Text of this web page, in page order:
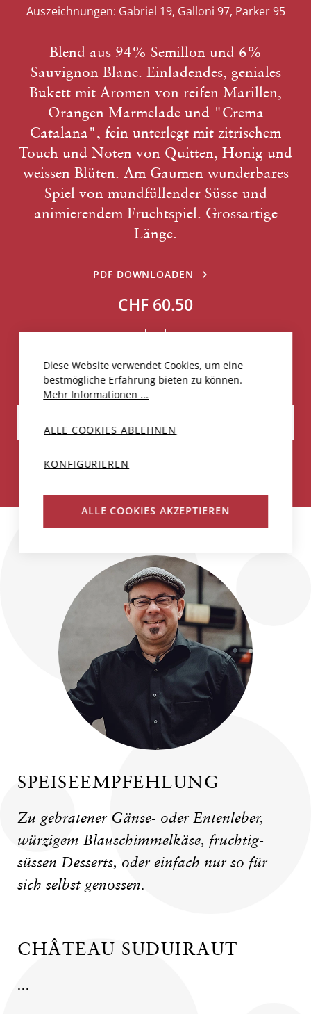
Auszeichnungen: Gabriel 19, Galloni 97, Parker 95
Blend aus 94% Semillon und 6%
Sauvignon Blanc. Einladendes, geniales
Bukett mit Aromen von reifen Marillen,
Orangen Marmelade und "Crema
Catalana", fein unterlegt mit zitrischem
Touch und Noten von Quitten, Honig und
weissen Blüten. Am Gaumen wunderbares
Spiel von mundfüllender Süsse und
animierendem Fruchtspiel. Grossartige
Länge.
PDF DOWNLOADEN
CHF 60.50
Weniger als 30 Flaschen verfügbar
SPEISEEMPFEHLUNG
Zu gebratener Gänse- oder Entenleber,
würzigem Blauschimmelkäse, fruchtig-
süssen Desserts, oder einfach nur so für
sich selbst genossen.
CHÂTEAU SUDUIRAUT
...
Diese Website verwendet Cookies, um eine
bestmögliche Erfahrung bieten zu können.
Mehr Informationen ...
ALLE COOKIES ABLEHNEN
KONFIGURIEREN
ALLE COOKIES AKZEPTIEREN